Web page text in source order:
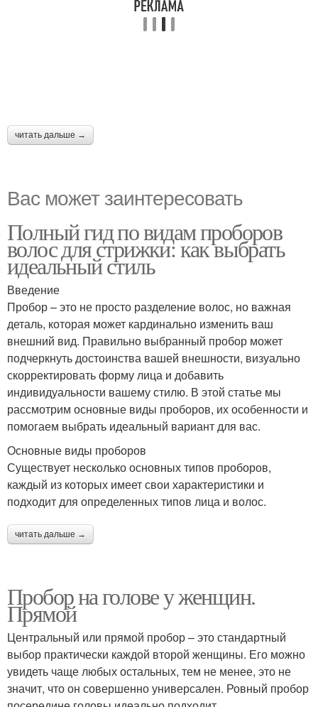
читать дальше →
Вас может заинтересовать
Полный гид по видам проборов
волос для стрижки: как выбрать
идеальный стиль
Введение
Пробор – это не просто разделение волос, но важная
деталь, которая может кардинально изменить ваш
внешний вид. Правильно выбранный пробор может
подчеркнуть достоинства вашей внешности, визуально
скорректировать форму лица и добавить
индивидуальности вашему стилю. В этой статье мы
рассмотрим основные виды проборов, их особенности и
помогаем выбрать идеальный вариант для вас.
Основные виды проборов
Существует несколько основных типов проборов,
каждый из которых имеет свои характеристики и
подходит для определенных типов лица и волос.
читать дальше →
Пробор на голове у женщин.
Прямой
Центральный или прямой пробор – это стандартный
выбор практически каждой второй женщины. Его можно
увидеть чаще любых остальных, тем не менее, это не
значит, что он совершенно универсален. Ровный пробор